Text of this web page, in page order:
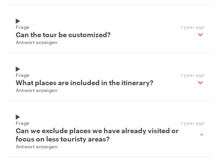
Frage 1 year ago
Can the tour be customized?
Antwort anzeigen
Frage 1 year ago
What places are included in the itinerary?
Antwort anzeigen
Frage 1 year ago
Can we exclude places we have already visited or
focus on less touristy areas?
Antwort anzeigen